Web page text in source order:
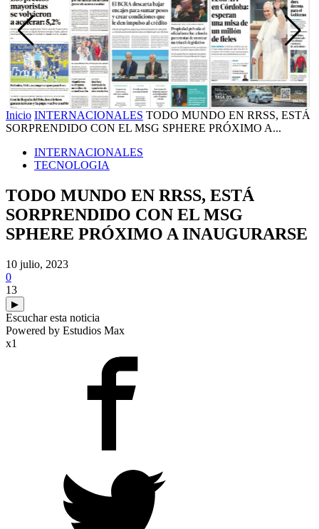
Inicio INTERNACIONALES TODO MUNDO EN RRSS, ESTÁ
SORPRENDIDO CON EL MSG SPHERE PRÓXIMO A...
INTERNACIONALES
TECNOLOGIA
TODO MUNDO EN RRSS, ESTÁ
SORPRENDIDO CON EL MSG
SPHERE PRÓXIMO A INAUGURARSE
10 julio, 2023
0
13
▶
Escuchar esta noticia
Powered by Estudios Max
x1